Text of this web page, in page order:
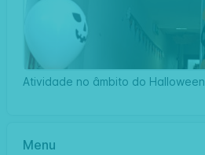
Atividade no âmbito do Halloween
Menu